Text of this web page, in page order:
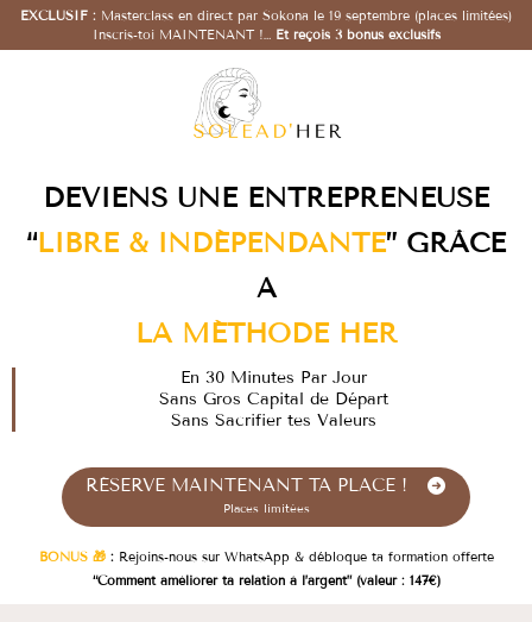
EXCLUSIF : Masterclass en direct par Sokona le 19 septembre (places limitées)
Inscris-toi MAINTENANT !… Et reçois 3 bonus exclusifs
DEVIENS UNE ENTREPRENEUSE
“LIBRE & INDÉPENDANTE” GRÂCE
À
LA MÉTHODE HER
En 30 Minutes Par Jour
Sans Gros Capital de Départ
Sans Sacrifier tes Valeurs
RÉSERVE MAINTENANT TA PLACE !
Places limitées
BONUS 🎁:Rejoins-nous sur WhatsApp & débloque ta formation offerte
“Comment améliorer ta relation à l’argent” (valeur : 147€)